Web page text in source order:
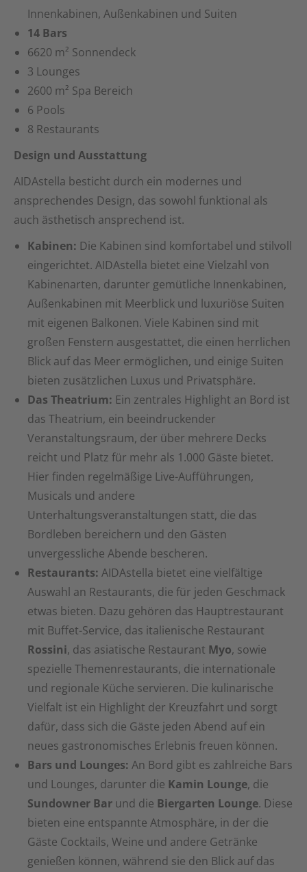
Innenkabinen, Außenkabinen und Suiten
14 Bars
6620 m² Sonnendeck
3 Lounges
2600 m² Spa Bereich
6 Pools
8 Restaurants
Design und Ausstattung
AIDAstella besticht durch ein modernes und
ansprechendes Design, das sowohl funktional als
auch ästhetisch ansprechend ist.
Kabinen: Die Kabinen sind komfortabel und stilvoll
eingerichtet. AIDAstella bietet eine Vielzahl von
Kabinenarten, darunter gemütliche Innenkabinen,
Außenkabinen mit Meerblick und luxuriöse Suiten
mit eigenen Balkonen. Viele Kabinen sind mit
großen Fenstern ausgestattet, die einen herrlichen
Blick auf das Meer ermöglichen, und einige Suiten
bieten zusätzlichen Luxus und Privatsphäre.
Das Theatrium: Ein zentrales Highlight an Bord ist
das Theatrium, ein beeindruckender
Veranstaltungsraum, der über mehrere Decks
reicht und Platz für mehr als 1.000 Gäste bietet.
Hier finden regelmäßige Live-Aufführungen,
Musicals und andere
Unterhaltungsveranstaltungen statt, die das
Bordleben bereichern und den Gästen
unvergessliche Abende bescheren.
Restaurants: AIDAstella bietet eine vielfältige
Auswahl an Restaurants, die für jeden Geschmack
etwas bieten. Dazu gehören das Hauptrestaurant
mit Buffet-Service, das italienische Restaurant
Rossini, das asiatische Restaurant Myo, sowie
spezielle Themenrestaurants, die internationale
und regionale Küche servieren. Die kulinarische
Vielfalt ist ein Highlight der Kreuzfahrt und sorgt
dafür, dass sich die Gäste jeden Abend auf ein
neues gastronomisches Erlebnis freuen können.
Bars und Lounges: An Bord gibt es zahlreiche Bars
und Lounges, darunter die Kamin Lounge, die
Sundowner Bar und die Biergarten Lounge. Diese
bieten eine entspannte Atmosphäre, in der die
Gäste Cocktails, Weine und andere Getränke
genießen können, während sie den Blick auf das